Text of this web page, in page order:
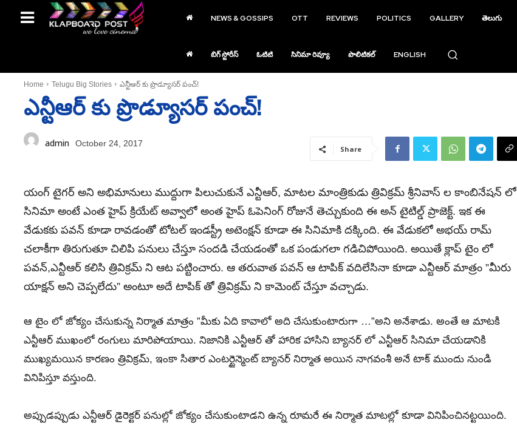
NEWS & GOSSIPS OTT REVIEWS POLITICS GALLERY తెలుగు
బిగ్ స్టోరీస్ ఓటిటి సినిమా రివ్యూ పొలిటికల్ ENGLISH
Home Telugu Big Stories ఎన్టీఆర్ కు ప్రొడ్యూసర్ పంచ్!
ఎన్టీఆర్ కు ప్రొడ్యూసర్ పంచ్!
admin October 24, 2017
Share
యంగ్ టైగర్ అని అభిమానులు ముద్దుగా పిలుచుకునే ఎన్టీఆర్, మాటల మాంత్రికుడు త్రివిక్రమ్ శ్రీనివాస్ ల కాంబినేషన్ లో
సినిమా అంటే ఎంత హైప్ క్రియేట్ అవ్వాలో అంత హైప్ ఓపెనింగ్ రోజునే తెచ్చుకుంది ఈ అన్ టైటిల్డ్ ప్రాజెక్ట్. ఇక ఈ
వేడుకకు పవన్ కూడా రావడంతో టోటల్ ఇండస్ట్రీ అటెంక్షన్ కూడా ఈ సినిమాకి దక్కింది. ఈ వేడుకలో అభయ్ రామ్
చలాకీగా తిరుగుతూ చిలిపి పనులు చేస్తూ సందడి చేయడంతో ఒక పండుగలా గడిచిపోయింది. అయితే క్లాప్ టైం లో
పవన్,ఎన్టీఆర్ కలిసి త్రివిక్రమ్ ని ఆట పట్టించారు. ఆ తరువాత పవన్ ఆ టాపిక్ వదిలేసినా కూడా ఎన్టీఆర్ మాత్రం ”మీరు
యాక్షన్ అని చెప్పలేదు” అంటూ అదే టాపిక్ తో త్రివిక్రమ్ ని కామెంట్ చేస్తూ వచ్చాడు.
ఆ టైం లో జోక్యం చేసుకున్న నిర్మాత మాత్రం ”మీకు ఏది కావాలో అది చేసుకుంటారుగా …”అని అనేశాడు. అంతే ఆ మాటకి
ఎన్టీఆర్ ముఖంలో రంగులు మారిపోయాయి. నిజానికి ఎన్టీఆర్ తో హారిక హాసిని బ్యానర్ లో ఎన్టీఆర్ సినిమా చేయడానికి
ముఖ్యమయిన కారణం త్రివిక్రమ్, ఇంకా సితార ఎంటర్టైన్మెంట్ బ్యానర్ నిర్మాత అయిన నాగవంశీ అనే టాక్ ముందు నుండి
వినిపిస్తూ వస్తుంది.
అప్పుడప్పుడు ఎన్టీఆర్ డైరెక్టర్ పనుల్లో జోక్యం చేసుకుంటాడని ఉన్న రూమరే ఈ నిర్మాత మాటల్లో కూడా వినిపించినట్టయింది.